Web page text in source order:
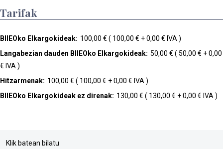
Tarifak
BIIEOko Elkargokideak: 100,00 € ( 100,00 € + 0,00 € IVA )
Langabezian dauden BIIEOko Elkargokideak: 50,00 € ( 50,00 € + 0,00
€ IVA )
Hitzarmenak: 100,00 € ( 100,00 € + 0,00 € IVA )
BIIEOko Elkargokideak ez direnak: 130,00 € ( 130,00 € + 0,00 € IVA )
Klik batean bilatu